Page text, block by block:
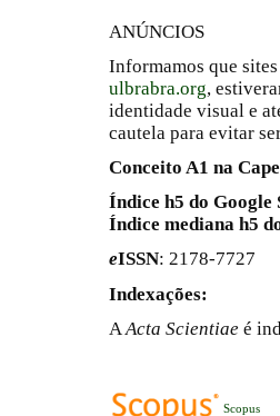
ANÚNCIOS
Informamos que
ulbrabra.org,
identidade visual e
cautela para evitar
Conceito A1 na
Índice h5 do Google
Índice mediana h5
eISSN: 2178-7727
Indexações:
AActa Scientiae é
Scopus